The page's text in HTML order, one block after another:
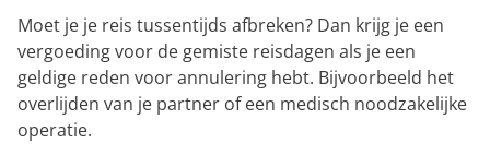
Moet je je reis tussentijds afbreken? Dan krijg je een
vergoeding voor de gemiste reisdagen als je een
geldige reden voor annulering hebt. Bijvoorbeeld het
overlijden van je partner of een medisch noodzakelijke
operatie.